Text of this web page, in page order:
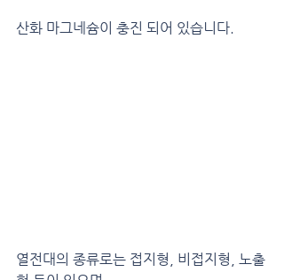
산화 마그네슘이 충진 되어 있습니다.
열전대의 종류로는 접지형, 비접지형, 노출